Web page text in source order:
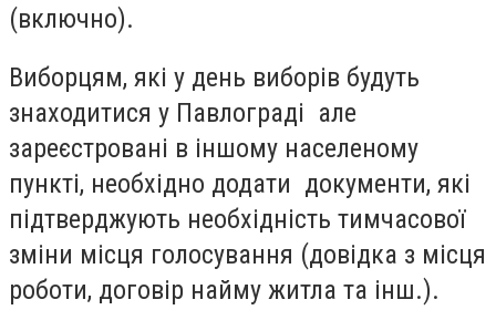
(включно).
Виборцям, які у день виборів будуть
знаходитися у Павлограді але
зареєстровані в іншому населеному
пункті, необхідно додати документи, які
підтверджують необхідність тимчасової
зміни місця голосування (довідка з місця
роботи, договір найму житла та інш.).